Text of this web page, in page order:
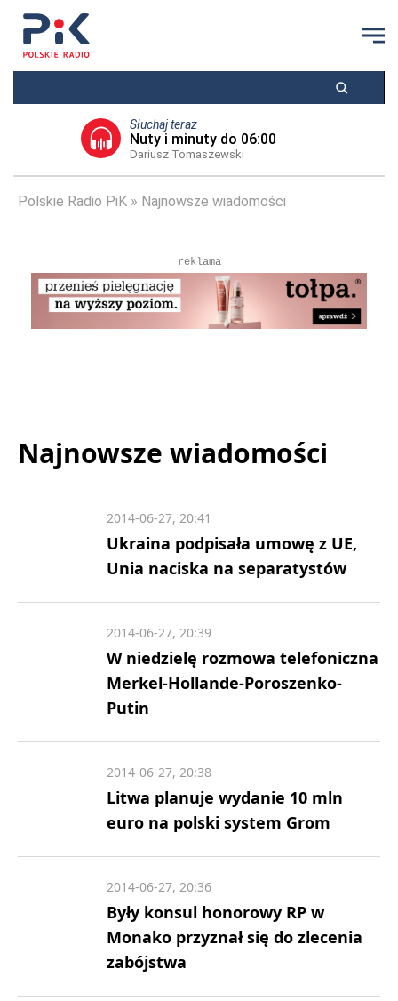
Słuchaj teraz
Nuty i minuty do 06:00
Dariusz Tomaszewski
Polskie Radio PiK Najnowsze wiadomości
reklama
Najnowsze wiadomości
Ukraina podpisała umowę z UE,
Unia naciska na separatystów
2014-06-27, 20:41
W niedzielę rozmowa telefoniczna
Merkel-Hollande-Poroszenko-
Putin
2014-06-27, 20:39
Litwa planuje wydanie 10 mln
euro na polski system Grom
2014-06-27, 20:38
Były konsul honorowy RP w
Monako przyznał się do zlecenia
zabójstwa
2014-06-27, 20:36